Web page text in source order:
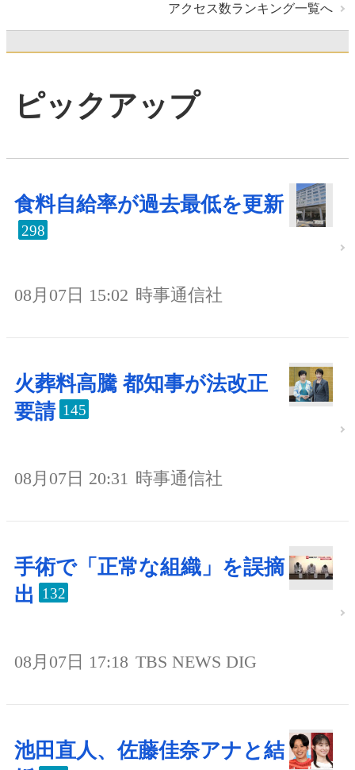
アクセス数ランキング一覧へ
ピックアップ
食料自給率が過去最低を更新
298
08月07日 15:02 時事通信社
火葬料高騰 都知事が法改正
要請 145
08月07日 20:31 時事通信社
手術で「正常な組織」を誤摘
出
132
08月07日 17:18 TBS NEWS DIG
池田直人、佐藤佳奈アナと結